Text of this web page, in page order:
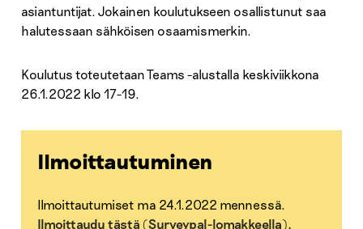
asiantuntijat. Jokainen koulutukseen osallistunut saa
halutessaan sähköisen osaamismerkin.
Koulutus toteutetaan Teams -alustalla keskiviikkona
26.1.2022 klo 17-19.
Ilmoittautuminen
Ilmoittautumiset ma 24.1.2022 mennessä.
Ilmoittaudu tästä (Surveypal-lomakkeella).